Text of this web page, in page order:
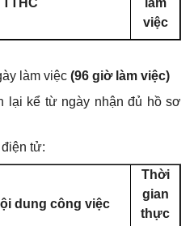
làm
việc
làm việc (96 giờ làm việc)
lại kể từ ngày nhận đủ hồ sơ
tử:
dung công việc
Thời
gian
thực